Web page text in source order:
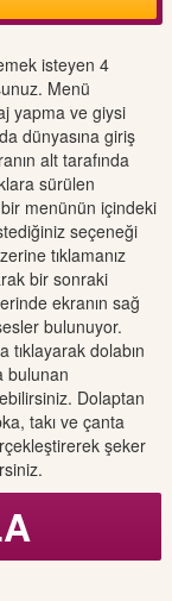
isteyen 4
Menü
yapma ve giysi
dünyasına giriş
alt tarafında
sürülen
menünün içindeki
seçeneği
tıklamanız
bir sonraki
ekranın sağ
bulunuyor.
tıklayarak dolabın
bulunan
Dolaptan
takı ve çanta
şeker